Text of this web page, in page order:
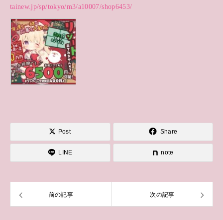
tainew.jp/sp/tokyo/m3/a10007/shop6453/
Post Share
LINE note
前の記事 次の記事